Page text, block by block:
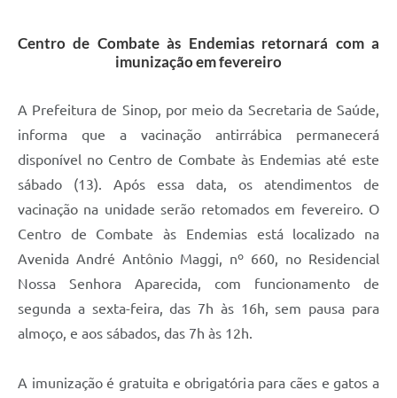
Centro de Combate às Endemias retornará com a
imunização em fevereiro
A Prefeitura de Sinop, por meio da Secretaria de Saúde,
informa que a vacinação antirrábica permanecerá
disponível no Centro de Combate às Endemias até este
sábado (13). Após essa data, os atendimentos de
vacinação na unidade serão retomados em fevereiro. O
Centro de Combate às Endemias está localizado na
Avenida André Antônio Maggi, nº 660, no Residencial
Nossa Senhora Aparecida, com funcionamento de
segunda a sexta-feira, das 7h às 16h, sem pausa para
almoço, e aos sábados, das 7h às 12h.
A imunização é gratuita e obrigatória para cães e gatos a